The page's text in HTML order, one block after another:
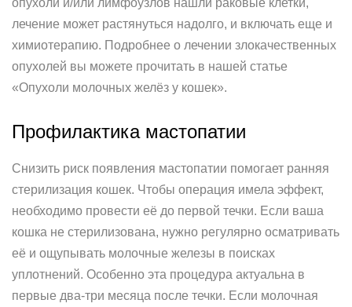
опухоли и/или лимфоузлов нашли раковые клетки,
лечение может растянуться надолго, и включать еще и
химиотерапию. Подробнее о лечении злокачественных
опухолей вы можете прочитать в нашей статье
«Опухоли молочных желёз у кошек».
Профилактика мастопатии
Снизить риск появления мастопатии помогает ранняя
стерилизация кошек. Чтобы операция имела эффект,
необходимо провести её до первой течки. Если ваша
кошка не стерилизована, нужно регулярно осматривать
её и ощупывать молочные железы в поисках
уплотнений. Особенно эта процедура актуальна в
первые два-три месяца после течки. Если молочная